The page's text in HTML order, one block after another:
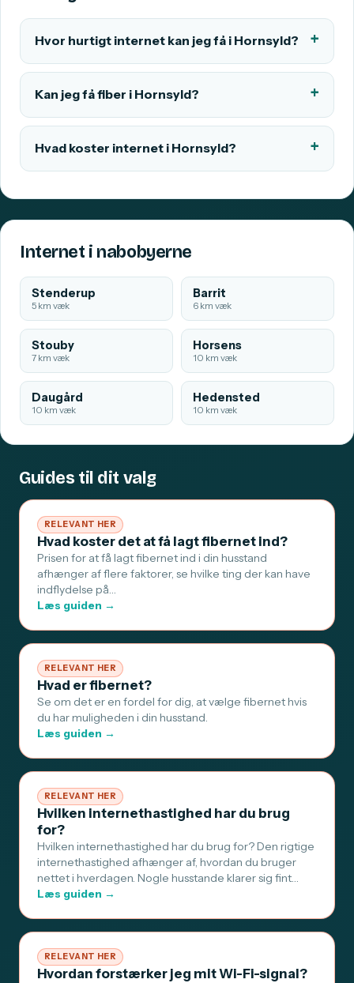
Hvor hurtigt internet kan jeg få i Hornsyld?
Kan jeg få fiber i Hornsyld?
Hvad koster internet i Hornsyld?
Internet i nabobyerne
Stenderup
5 km væk
Barrit
6 km væk
Stouby
7 km væk
Horsens
10 km væk
Daugård
10 km væk
Hedensted
10 km væk
Guides til dit valg
RELEVANT HER
Hvad koster det at få lagt fibernet ind?
Prisen for at få lagt fibernet ind i din husstand
afhænger af flere faktorer, se hvilke ting der kan have
indflydelse på…
Læs guiden →
RELEVANT HER
Hvad er fibernet?
Se om det er en fordel for dig, at vælge fibernet hvis
du har muligheden i din husstand.
Læs guiden →
RELEVANT HER
Hvilken internethastighed har du brug
for?
Hvilken internethastighed har du brug for? Den rigtige
internethastighed afhænger af, hvordan du bruger
nettet i hverdagen. Nogle husstande klarer sig fint…
Læs guiden →
RELEVANT HER
Hvordan forstærker jeg mit Wi-Fi-signal?